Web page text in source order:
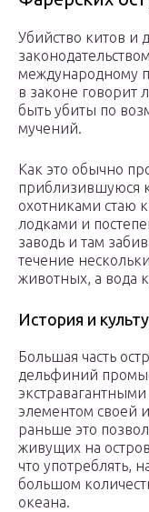
Убийство китов
международному
в законе говорит
быть убиты по
мучений.
Как это обычно
приблизившуюся
охотниками стаю
лодками и
заводь и там
течение
животных, а вода
История и
Большая часть
дельфиний
элементом своей
раньше это
живущих на
что употреблять,
большом
океана.